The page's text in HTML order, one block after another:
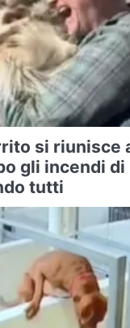
si riunisce
gli incendi
tutti